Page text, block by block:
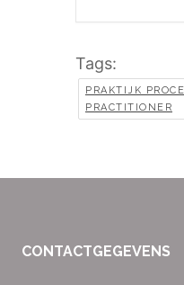
Tags:
PRAKTIJK
PRACTITIONER
CONTACTGEGEVENS